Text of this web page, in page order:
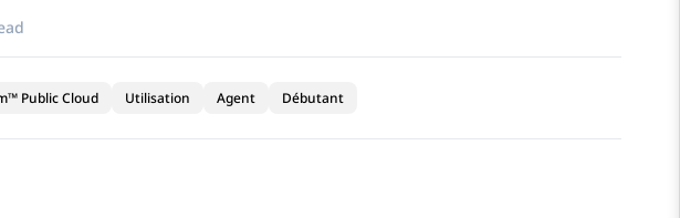
Public Cloud Utilisation Agent Débutant